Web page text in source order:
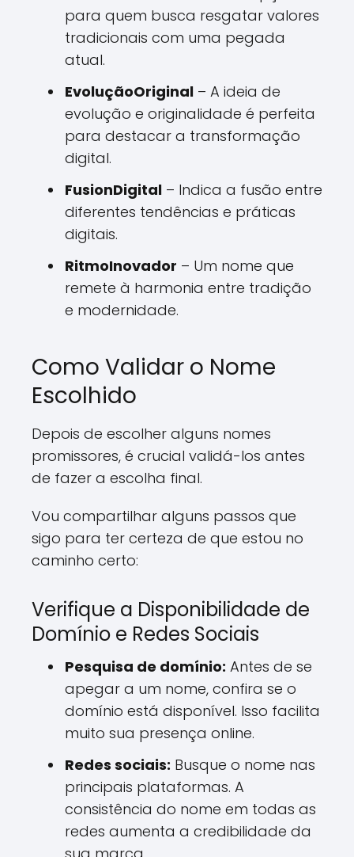
para quem busca resgatar valores
tradicionais com uma pegada
atual.
EvoluçãoOriginal – A ideia de
evolução e originalidade é perfeita
para destacar a transformação
digital.
FusionDigital – Indica a fusão entre
diferentes tendências e práticas
digitais.
RitmoInovador – Um nome que
remete à harmonia entre tradição
e modernidade.
Como Validar o Nome
Escolhido
Depois de escolher alguns nomes
promissores, é crucial validá-los antes
de fazer a escolha final.
Vou compartilhar alguns passos que
sigo para ter certeza de que estou no
caminho certo:
Verifique a Disponibilidade de
Domínio e Redes Sociais
Pesquisa de domínio: Antes de se
apegar a um nome, confira se o
domínio está disponível. Isso facilita
muito sua presença online.
Redes sociais: Busque o nome nas
principais plataformas. A
consistência do nome em todas as
redes aumenta a credibilidade da